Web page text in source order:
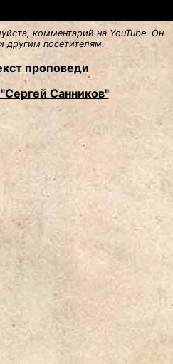
комментарий на YouTube. Он
другим посетителям.
проповеди
Санников"